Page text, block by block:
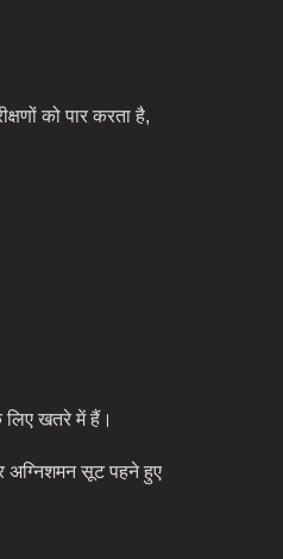
को पार करता है,
लिए खतरे में हैं।
अग्निशमन सूट पहने हुए